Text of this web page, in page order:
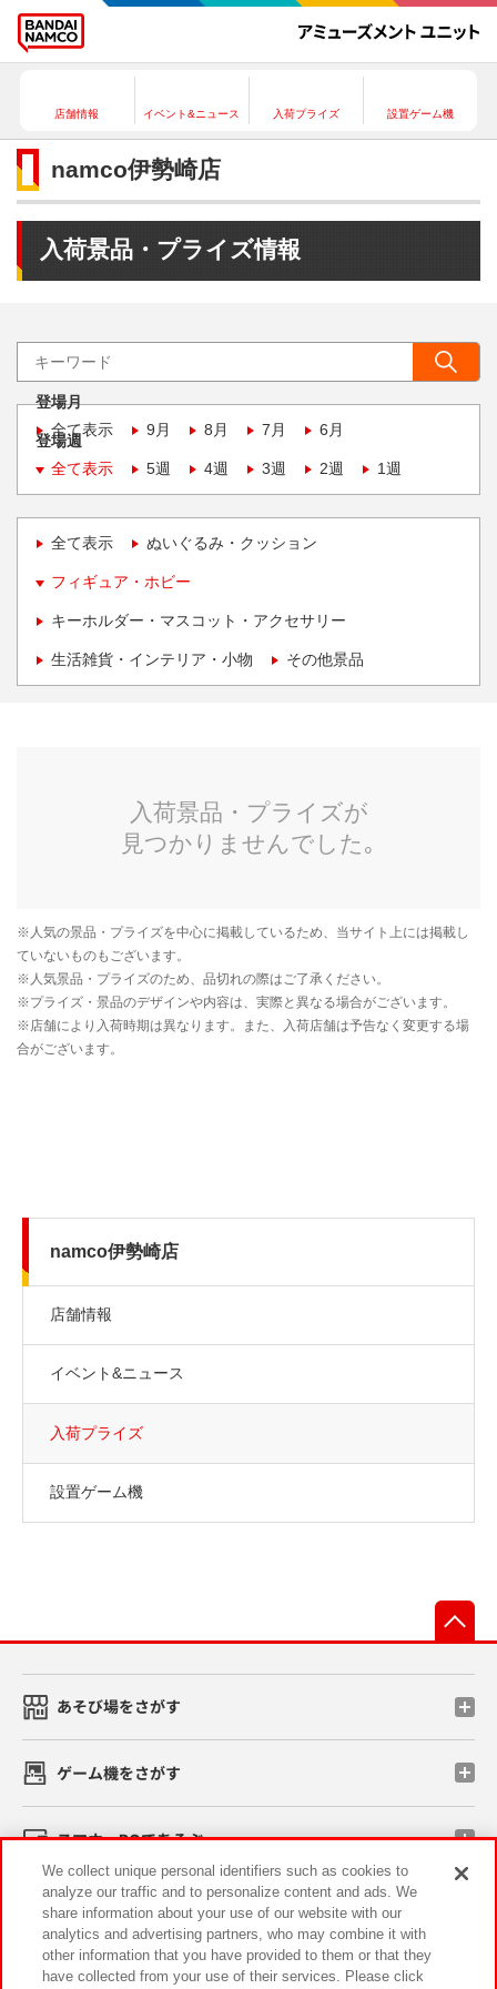
店舗情報 イベント&ニュース 入荷プライズ 設置ゲーム機
namco伊勢崎店
入荷景品・プライズ情報
登場月
全て表示
9月 8月 7月 6月
登場週
全て表示
5週 4週 3週 2週 1週
全て表示 ぬいぐるみ・クッション
フィギュア・ホビー
キーホルダー・マスコット・アクセサリー
生活雑貨・インテリア・小物 その他景品
namco伊勢崎店
店舗情報
イベント&ニュース
入荷プライズ
設置ゲーム機
あそび場をさがす
ゲーム機をさがす
スマホ・PCであそぶ
イベント・キャンペーン
We collect unique personal identifiers such as cookies to
analyze our traffic and to personalize content and ads. We
share information about your use of our website with our
analytics and advertising partners, who may combine it with
other information that you have provided to them or that they
have collected from your use of their services. Please click